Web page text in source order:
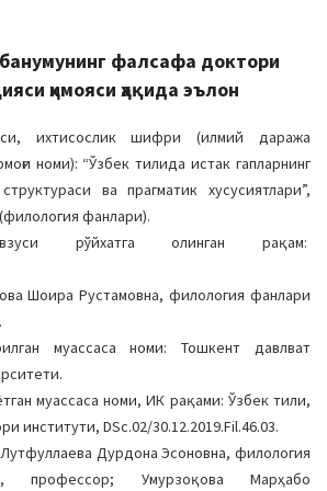
фалсафа доктори
ҳимояси ҳақида эълон
ихтисослик шифри (илмий даража
номи): “Ўзбек тилида истак гапларнинг
ва прагматик хусусиятлари”,
фанлари).
рўйхатга олинган рақам:
Шоира Рустамовна, филология фанлари
муассаса номи: Тошкент давлват
муассаса номи, ИК рақами: Ўзбек тили,
институти, DSc.02/30.12.2019.Fil.46.03.
Дурдона Эсоновна, филология
профессор; Умурзоқова Марҳабо